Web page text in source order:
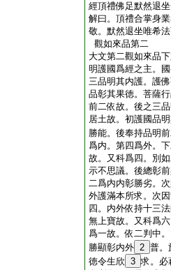
經頂禮佛足默然退
解曰。頂禮合掌身
敬。默然退坐唯希
觀如來品第二
大文第二觀如來品
明護國爲經之主。
三品明其内護。護
品彰其果徳。菩薩
前二依故。後之三
居土故。初護國品
勝能。後奉持品明
爲内。第四爲外。
故。又科爲四。別
示不思議。後總彰
二爲内内彰勝劣。
外護滿本所求。次
四。内外依持十三
無上寶故。又科爲
爲一故。依二判中
勝顯彰内外 2 普。
徳令生欣 3 求。必